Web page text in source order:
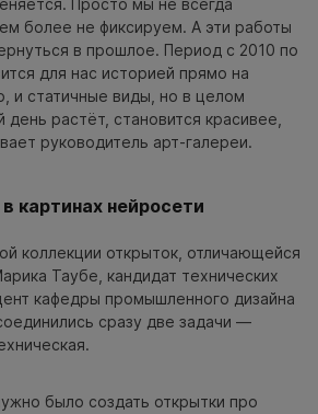
Просто мы не всегда
более не фиксируем. А эти работы
в прошлое. Период с 2010 по
для нас историей прямо на
и статичные виды, но в целом
растёт, становится красивее,
руководитель арт-галереи.
картинах нейросети
коллекции открыток, отличающейся
Таубе, кандидат технических
кафедры промышленного дизайна
сразу две задачи —
было создать открытки про